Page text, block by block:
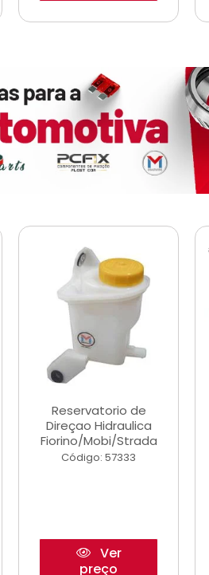
Reservatorio de
Direçao Hidraulica
Fiorino/Mobi/Strada
Código: 57333
Ver
preço